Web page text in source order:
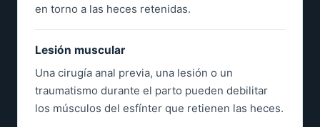
en torno a las heces retenidas.
Lesión muscular
Una cirugía anal previa, una lesión o un
traumatismo durante el parto pueden debilitar
los músculos del esfínter que retienen las heces.